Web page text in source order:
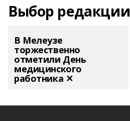
Выбор редакции
В Мелеузе
торжественно
отметили День
медицинского
работника ✕